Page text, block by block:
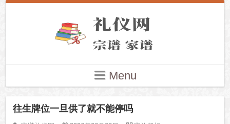
Menu
往生牌位一旦供了就不能停吗